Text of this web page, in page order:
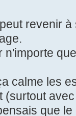
revenir
n'importe
calme les
que